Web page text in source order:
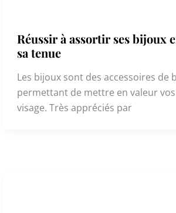
Réussir à assortir ses bijoux
sa tenue
Les bijoux sont des accessoires de
permettant de mettre en valeur
visage. Très appréciés par